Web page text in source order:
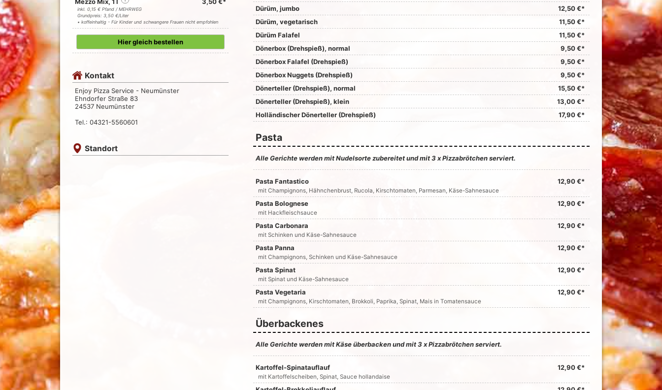
inkl. 0,15 € Pfand / MEHRWEG
Grundpreis: 3,50 €/Liter
• koffeinhaltig - Für Kinder und schwangere Frauen nicht empfohlen
Hier gleich bestellen
Kontakt
Enjoy Pizza Service - Neumünster
Ehndorfer Straße 83
24537 Neumünster
Tel.: 04321-5560601
Standort
Dürüm, jumbo
12,50 €*
Dürüm, vegetarisch
11,50 €*
Dürüm Falafel
11,50 €*
Dönerbox (Drehspieß), normal
9,50 €*
Dönerbox Falafel (Drehspieß)
9,50 €*
Dönerbox Nuggets (Drehspieß)
9,50 €*
Dönerteller (Drehspieß), normal
15,50 €*
Dönerteller (Drehspieß), klein
13,00 €*
Holländischer Dönerteller (Drehspieß)
17,90 €*
Pasta
Alle Gerichte werden mit Nudelsorte zubereitet und mit 3 x Pizzabrötchen serviert.
Pasta Fantastico 12,90 €*
mit Champignons, Hähnchenbrust, Rucola, Kirschtomaten, Parmesan, Käse-Sahnesauce
Pasta Bolognese 12,90 €*
mit Hackfleischsauce
Pasta Carbonara 12,90 €*
mit Schinken und Käse-Sahnesauce
Pasta Panna 12,90 €*
mit Champignons, Schinken und Käse-Sahnesauce
Pasta Spinat 12,90 €*
mit Spinat und Käse-Sahnesauce
Pasta Vegetaria 12,90 €*
mit Champignons, Kirschtomaten, Brokkoli, Paprika, Spinat, Mais in Tomatensauce
Überbackenes
Alle Gerichte werden mit Käse überbacken und mit 3 x Pizzabrötchen serviert.
Kartoffel-Spinatauflauf 12,90 €*
mit Kartoffelscheiben, Spinat, Sauce hollandaise